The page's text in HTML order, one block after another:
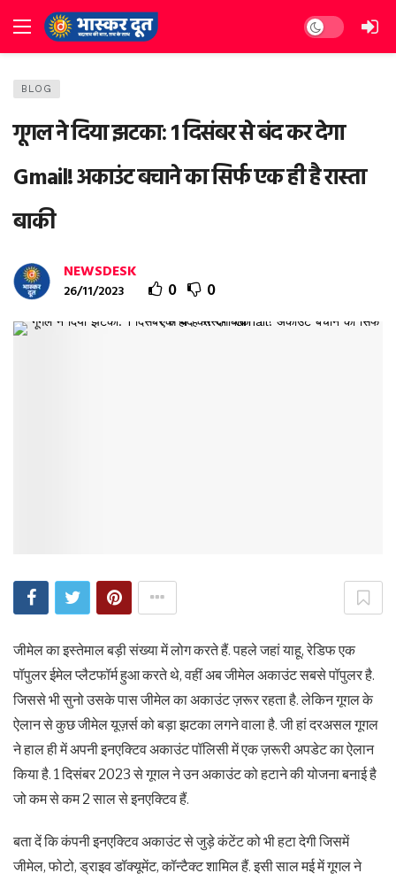
Dark mode
BLOG
गूगल ने दिया झटका: 1 दिसंबर से बंद कर देगा
Gmail! अकाउंट बचाने का सिर्फ एक ही है रास्ता
बाकी
NEWSDESK
26/11/2023 0 0
जीमेल का इस्तेमाल बड़ी संख्या में लोग करते हैं. पहले जहां याहू, रेडिफ एक
पॉपुलर ईमेल प्लैटफॉर्म हुआ करते थे, वहीं अब जीमेल अकाउंट सबसे पॉपुलर है.
जिससे भी सुनो उसके पास जीमेल का अकाउंट ज़रूर रहता है. लेकिन गूगल के
ऐलान से कुछ जीमेल यूज़र्स को बड़ा झटका लगने वाला है. जी हां दरअसल गूगल
ने हाल ही में अपनी इनएक्टिव अकाउंट पॉलिसी में एक ज़रूरी अपडेट का ऐलान
किया है. 1 दिसंबर 2023 से गूगल ने उन अकाउंट को हटाने की योजना बनाई है
जो कम से कम 2 साल से इनएक्टिव हैं.
बता दें कि कंपनी इनएक्टिव अकाउंट से जुड़े कंटेंट को भी हटा देगी जिसमें
जीमेल, फोटो, ड्राइव डॉक्यूमेंट, कॉन्टैक्ट शामिल हैं. इसी साल मई में गूगल ने